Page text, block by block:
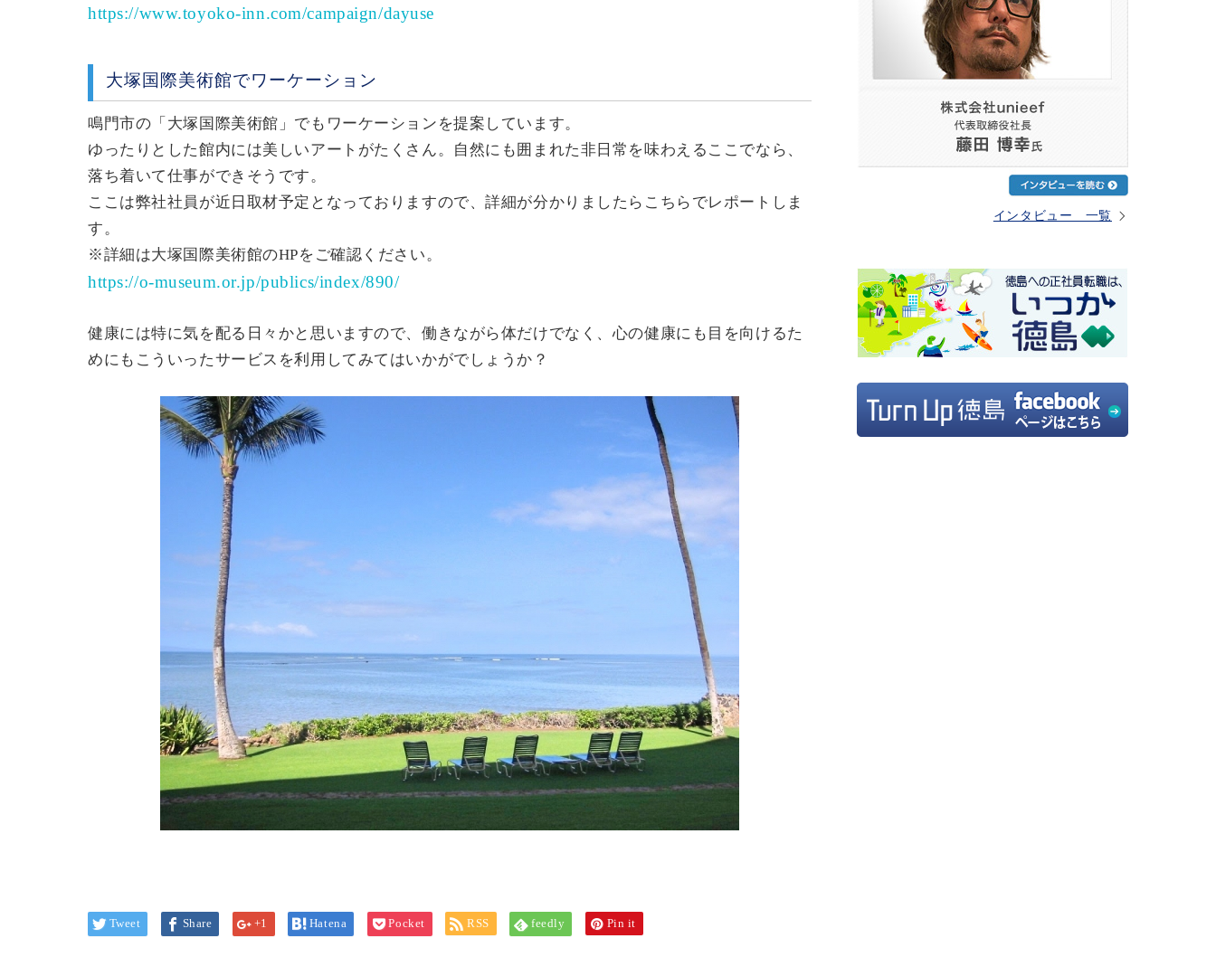
https://www.toyoko-inn.com/campaign/dayuse
大塚国際美術館でワーケーション
鳴門市の「大塚国際美術館」でもワーケーションを提案しています。
ゆったりとした館内には美しいアートがたくさん。自然にも囲まれた非日常を味わえるここでなら、
落ち着いて仕事ができそうです。
ここは弊社社員が近日取材予定となっておりますので、詳細が分かりましたらこちらでレポートしま
す。
※詳細は大塚国際美術館のHPをご確認ください。
https://o-museum.or.jp/publics/index/890/
健康には特に気を配る日々かと思いますので、働きながら体だけでなく、心の健康にも目を向けるた
めにもこういったサービスを利用してみてはいかがでしょうか？
Tweet Share +1 Hatena Pocket RSS feedly Pin it
インタビュー 一覧